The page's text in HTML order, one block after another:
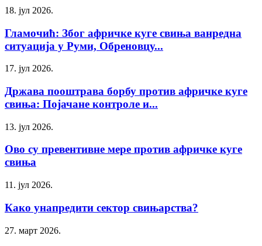
18. јул 2026.
Гламочић: Због афричке куге свиња ванредна
ситуација у Руми, Обреновцу...
17. јул 2026.
Држава пооштрава борбу против афричке куге
свиња: Појачане контроле и...
13. јул 2026.
Ово су превентивне мере против афричке куге
свиња
11. јул 2026.
Како унапредити сектор свињарства?
27. март 2026.